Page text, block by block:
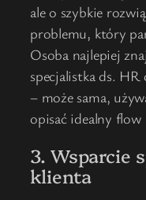
ale o szybkie
problemu, który
Osoba najlepiej
specjalistka ds.
– może sama,
opisać idealny flow
3. Wsparcie
klienta